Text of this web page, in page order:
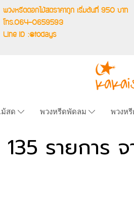
พวงหรีดดอกไม้สดราคาถูก เริ่มต้นที่ 950 บาท
โทร.064-0659593
Line ID :@todays
สด พวงหรีดพัดลม พวงห
รายการ